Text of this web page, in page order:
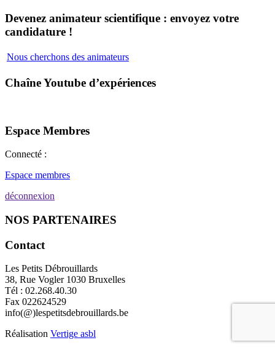
Devenez animateur scientifique : envoyez votre
candidature !
Nous cherchons des animateurs
Chaîne Youtube d’expériences
Espace Membres
Connecté :
Espace membres
déconnexion
NOS PARTENAIRES
Contact
Les Petits Débrouillards
38, Rue Vogler 1030 Bruxelles
Tél : 02.268.40.30
Fax 022624529
info(@)lespetitsdebrouillards.be
Réalisation Vertige asbl